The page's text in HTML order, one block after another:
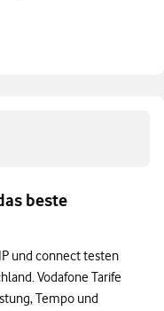
beste
und connect testen
Vodafone Tarife
Tempo und